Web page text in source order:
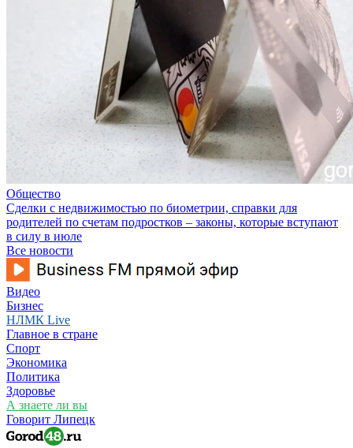
Общество
Сделки с недвижимостью по биометрии, справки для
родителей по счетам подростков – законы, которые вступают
в силу в июле
Все новости
Видео
Бизнес
НЛМК Live
Главное в стране
Спорт
Экономика
Политика
Здоровье
А знаете ли вы
Говорит Липецк